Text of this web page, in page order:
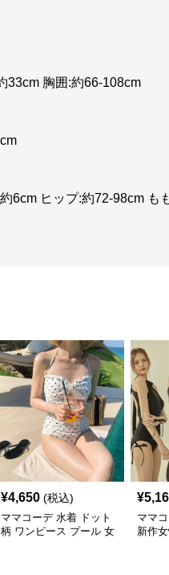
33cm 胸囲:約66-108cm
6cm ヒップ:約72-98cm も
¥4,650 (税込)
ママコーデ 水着 ドット
柄 ワンピース プール 女
¥
ママ
新作